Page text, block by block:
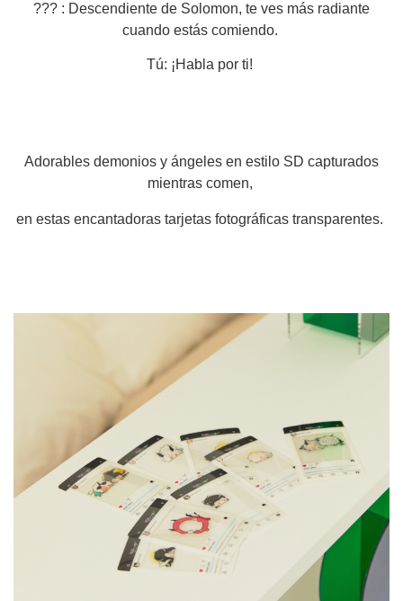
??? : Descendiente de Solomon, te ves más radiante
cuando estás comiendo.
Tú: ¡Habla por ti!
Adorables demonios y ángeles en estilo SD capturados
mientras comen,
en estas encantadoras tarjetas fotográficas transparentes.